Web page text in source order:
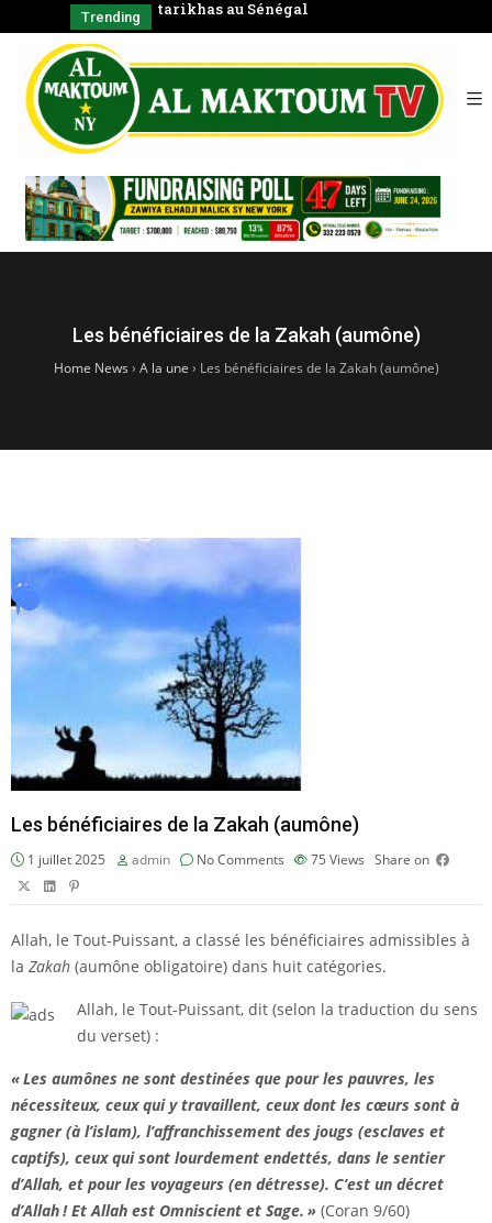
Trending Coran en groupe)
Les bénéficiaires de la Zakah (aumône)
Home News › A la une › Les bénéficiaires de la Zakah (aumône)
Les bénéficiaires de la Zakah (aumône)
1 juillet 2025 admin No Comments 75 Views Share on
Allah, le Tout-Puissant, a classé les bénéficiaires admissibles à
la Zakah (aumône obligatoire) dans huit catégories.
Allah, le Tout-Puissant, dit (selon la traduction du sens
du verset) :
« Les aumônes ne sont destinées que pour les pauvres, les
nécessiteux, ceux qui y travaillent, ceux dont les cœurs sont à
gagner (à l’islam), l’affranchissement des jougs (esclaves et
captifs), ceux qui sont lourdement endettés, dans le sentier
d’Allah, et pour les voyageurs (en détresse). C’est un décret
d’Allah ! Et Allah est Omniscient et Sage. » (Coran 9/60)